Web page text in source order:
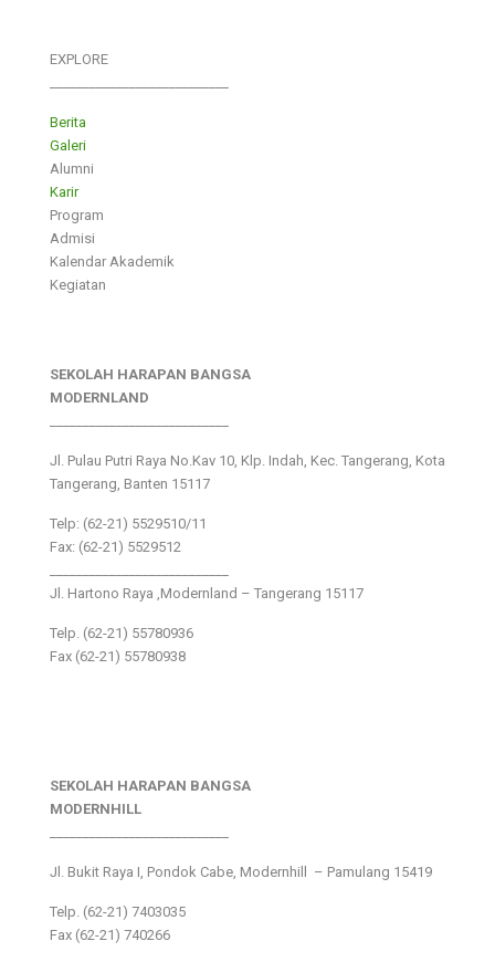
EXPLORE
Berita
Galeri
Alumni
Karir
Program
Admisi
Kalendar Akademik
Kegiatan
SEKOLAH HARAPAN BANGSA
MODERNLAND
Jl. Pulau Putri Raya No.Kav 10, Klp. Indah, Kec. Tangerang, Kota
Tangerang, Banten 15117
Telp: (62-21) 5529510/11
Fax: (62-21) 5529512
Jl. Hartono Raya ,Modernland – Tangerang 15117
Telp. (62-21) 55780936
Fax (62-21) 55780938
SEKOLAH HARAPAN BANGSA
MODERNHILL
Jl. Bukit Raya I, Pondok Cabe, Modernhill – Pamulang 15419
Telp. (62-21) 7403035
Fax (62-21) 740266